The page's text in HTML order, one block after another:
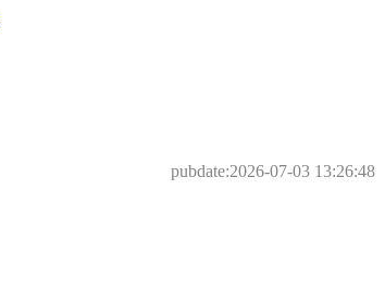
pubdate:2026-07-03 13:26:48